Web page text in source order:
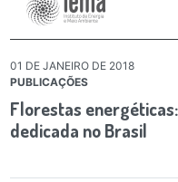
01 DE JANEIRO DE 2018
PUBLICAÇÕES
Florestas
dedicada no Brasil